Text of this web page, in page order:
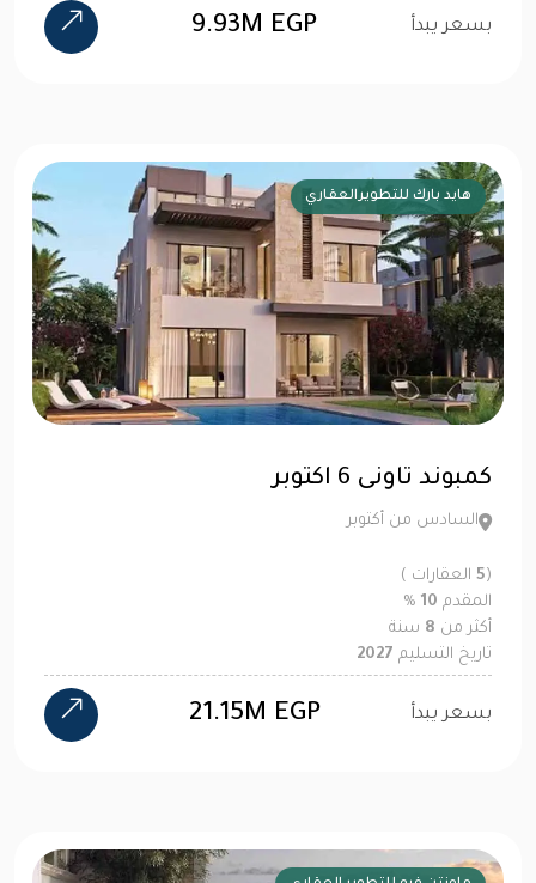
بسعر يبدأ 9.93M EGP
هايد بارك للتطويرالعقاري
كمبوند تاونى 6 اكتوبر
السادس من أكتوبر
(
5 العقارات )
المقدم 10
%
أكثر من 8 سنة
تاريخ التسليم 2027
بسعر يبدأ 21.15M EGP